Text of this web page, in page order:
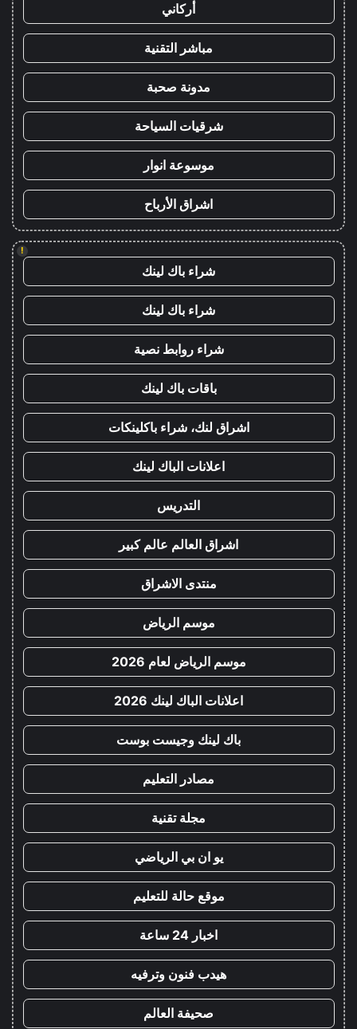
أركاني
مباشر التقنية
مدونة صحبة
شرقيات السياحة
موسوعة انوار
اشراق الأرباح
!
شراء باك لينك
شراء باك لينك
شراء روابط نصية
باقات باك لينك
اشراق لنك، شراء باكلينكات
اعلانات الباك لينك
التدريس
اشراق العالم عالم كبير
منتدى الاشراق
موسم الرياض
موسم الرياض لعام 2026
اعلانات الباك لينك 2026
باك لينك وجيست بوست
مصادر التعليم
مجلة تقنية
يو ان بي الرياضي
موقع حالة للتعليم
اخبار 24 ساعة
هيدب فنون وترفيه
صحيفة العالم